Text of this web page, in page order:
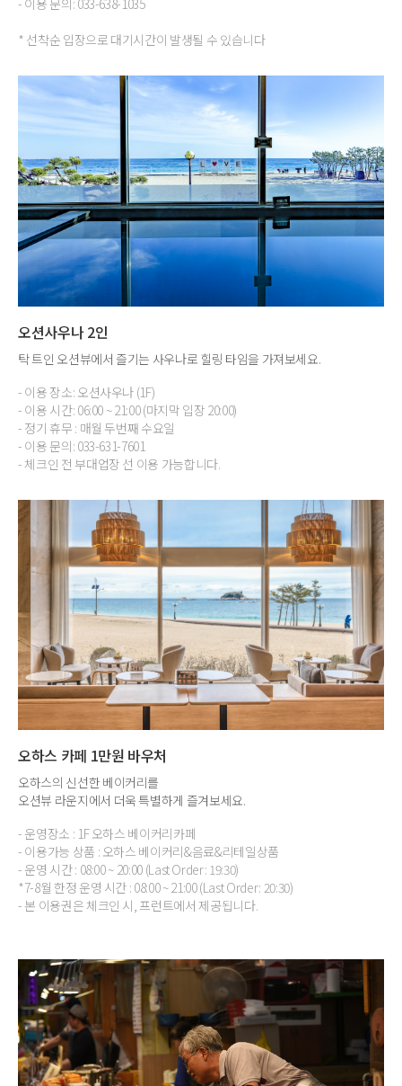
- 이용 문의: 033-638-1035
* 선착순 입장으로 대기시간이 발생될 수 있습니다
오션사우나 2인
탁 트인 오션뷰에서 즐기는 사우나로 힐링 타임을 가져보세요.
- 이용 장소: 오션사우나 (1F)
- 이용 시간: 06:00 ~ 21:00 (마지막 입장 20:00)
- 정기 휴무 : 매월 두번째 수요일
- 이용 문의: 033-631-7601
- 체크인 전 부대업장 선 이용 가능합니다.
오하스 카페 1만원 바우처
오하스의 신선한 베이커리를
오션뷰 라운지에서 더욱 특별하게 즐겨보세요.
- 운영장소 : 1F 오하스 베이커리카페
- 이용가능 상품 : 오하스 베이커리&음료&리테일상품
- 운영 시간 : 08:00 ~ 20:00 (Last Order: 19:30)
*7-8월 한정 운영 시간 : 08:00 ~ 21:00 (Last Order: 20:30)
- 본 이용권은 체크인 시, 프런트에서 제공됩니다.